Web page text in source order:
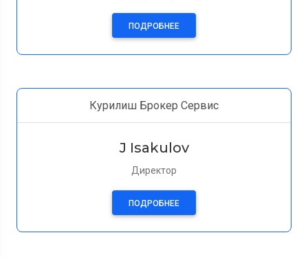
ПОДРОБНЕЕ
Курилиш Брокер Сервис
J Isakulov
Директор
ПОДРОБНЕЕ